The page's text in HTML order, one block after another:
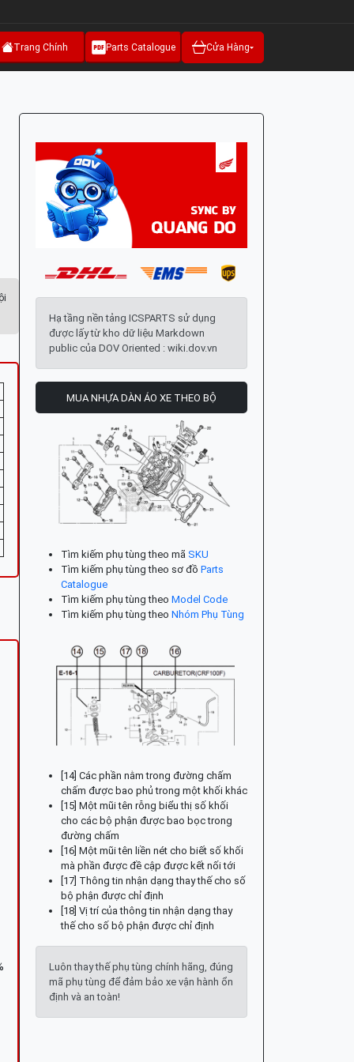
Trang Chính Parts Catalogue Cửa Hàng
Hạ tầng nền tảng ICSPARTS sử dụng
được lấy từ kho dữ liệu Markdown
public của DOV Oriented : wiki.dov.vn
MUA NHỰA DÀN ÁO XE THEO BỘ
Tìm kiếm phụ tùng theo mã SKU
Tìm kiếm phụ tùng theo sơ đồ Parts
Catalogue
Tìm kiếm phụ tùng theo Model Code
Tìm kiếm phụ tùng theo Nhóm Phụ Tùng
[14] Các phần nằm trong đường chấm
chấm được bao phủ trong một khối khác
[15] Một mũi tên rỗng biểu thị số khối
cho các bộ phận được bao bọc trong
đường chấm
[16] Một mũi tên liền nét cho biết số khối
mà phần được đề cập được kết nối tới
[17] Thông tin nhận dạng thay thế cho số
bộ phận được chỉ định
[18] Vị trí của thông tin nhận dạng thay
thế cho số bộ phận được chỉ định
Luôn thay thế phụ tùng chính hãng, đúng
mã phụ tùng để đảm bảo xe vận hành ổn
định và an toàn!